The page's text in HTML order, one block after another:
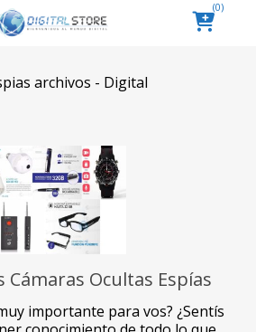
(0)
archivos - Digital
Cámaras Ocultas Espías
importante para vos? ¿Sentís